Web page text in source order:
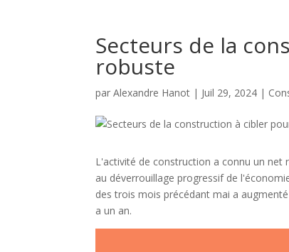
Secteurs de la
robuste
parAlexandre Hanot | Juil 29, 2024 |
L'activité de construction a connu un net
au déverrouillage progressif de
des trois mois précédant mai a
a un an.